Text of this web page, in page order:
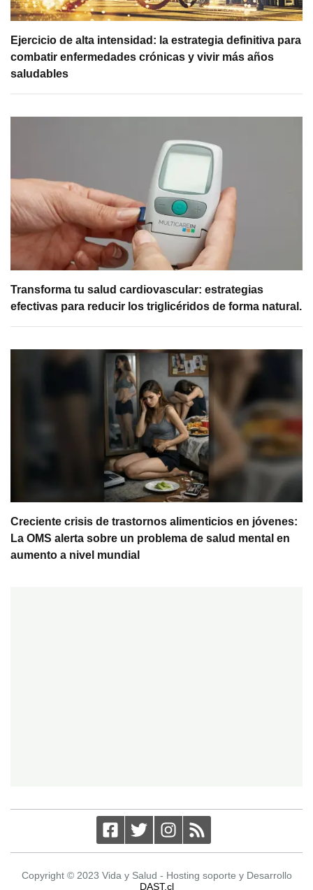
Ejercicio de alta intensidad: la estrategia definitiva para
combatir enfermedades crónicas y vivir más años
saludables
Transforma tu salud cardiovascular: estrategias
efectivas para reducir los triglicéridos de forma natural.
Creciente crisis de trastornos alimenticios en jóvenes:
La OMS alerta sobre un problema de salud mental en
aumento a nivel mundial
Copyright © 2023 Vida y Salud - Hosting soporte y Desarrollo
DAST.cl